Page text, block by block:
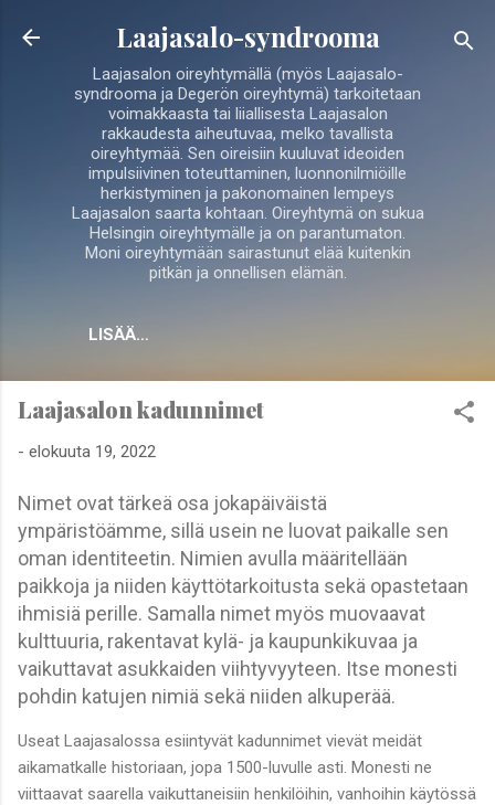
Siirry pääsisältöön
Laajasalo-syndrooma
Laajasalon oireyhtymällä (myös Laajasalo-
syndrooma ja Degerön oireyhtymä) tarkoitetaan
voimakkaasta tai liiallisesta Laajasalon
rakkaudesta aiheutuvaa, melko tavallista
oireyhtymää. Sen oireisiin kuuluvat ideoiden
impulsiivinen toteuttaminen, luonnonilmiöille
herkistyminen ja pakonomainen lempeys
Laajasalon saarta kohtaan. Oireyhtymä on sukua
Helsingin oireyhtymälle ja on parantumaton.
Moni oireyhtymään sairastunut elää kuitenkin
pitkän ja onnellisen elämän.
LISÄÄ…
Laajasalon kadunnimet
- elokuuta 19, 2022
Nimet ovat tärkeä osa jokapäiväistä
ympäristöämme, sillä usein ne luovat paikalle sen
oman identiteetin. Nimien avulla määritellään
paikkoja ja niiden käyttötarkoitusta sekä opastetaan
ihmisiä perille. Samalla nimet myös muovaavat
kulttuuria, rakentavat kylä- ja kaupunkikuvaa ja
vaikuttavat asukkaiden viihtyvyyteen. Itse monesti
pohdin katujen nimiä sekä niiden alkuperää.
Useat Laajasalossa esiintyvät kadunnimet vievät meidät
aikamatkalle historiaan, jopa 1500-luvulle asti. Monesti ne
viittaavat saarella vaikuttaneisiin henkilöihin, vanhoihin käytössä